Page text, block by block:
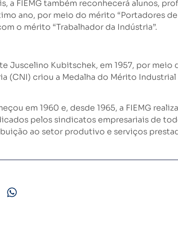
a FIEMG também reconhecerá alunos,
ano, por meio do mérito “Portadores
o mérito “Trabalhador da Indústria”.
Kubitschek, em 1957, por meio
(CNI) criou a Medalha do Mérito
em 1960 e, desde 1965, a FIEMG
pelos sindicatos empresariais de
ao setor produtivo e serviços